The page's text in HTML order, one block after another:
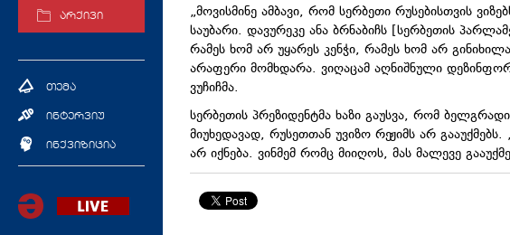
არქივი
თემა
ინტერვიუ
ინქვიზიცია
„მოვისმინე ამბავი, რომ სერბეთი რუსებისთვის
საუბარი. დავურეკე ანა ბრნაბიჩს [სერბეთის
რამეს ხომ არ უყარეს კენჭი, რამეს ხომ არ
არაფერი მომხდარა. ვიღაცამ აღნიშნული
ვუჩიჩმა.
სერბეთის პრეზიდენტმა ხაზი გაუსვა, რომ
მიუხედავად, რუსეთთან უვიზო რეჟიმს არ
არ იქნება. ვინმემ რომც მიიღოს, მას მალევე